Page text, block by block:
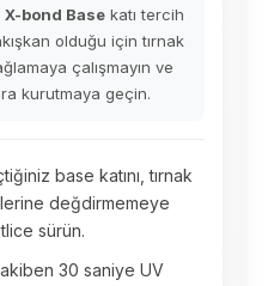
X-bond Base katı tercih
olduğu için tırnak
çalışmayın ve
kurutmaya geçin.
base katını, tırnak
değdirmemeye
sürün.
30 saniye UV